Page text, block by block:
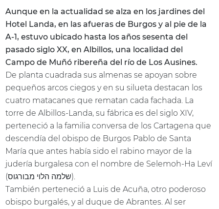
Aunque en la actualidad se alza en los jardines del
Hotel Landa, en las afueras de Burgos y al pie de la
A-1, estuvo ubicado hasta los años sesenta del
pasado siglo XX, en Albillos, una localidad del
Campo de Muñó ribereña del río de Los Ausines.
De planta cuadrada sus almenas se apoyan sobre
pequeños arcos ciegos y en su silueta destacan los
cuatro matacanes que rematan cada fachada. La
torre de Albillos-Landa, su fábrica es del siglo XIV,
perteneció a la familia conversa de los Cartagena que
descendía del obispo de Burgos Pablo de Santa
María que antes había sido el rabino mayor de la
judería burgalesa con el nombre de Selemoh-Ha Leví
(שלמה הלוי מבורגוס).
También perteneció a Luis de Acuña, otro poderoso
obispo burgalés, y al duque de Abrantes. Al ser